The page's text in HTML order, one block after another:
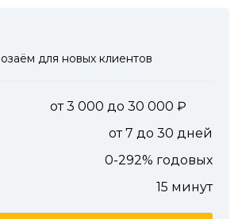
для новых клиентов
от 3 000 до 30 000
от 7 до 30 дней
0-292% годовых
15 минут